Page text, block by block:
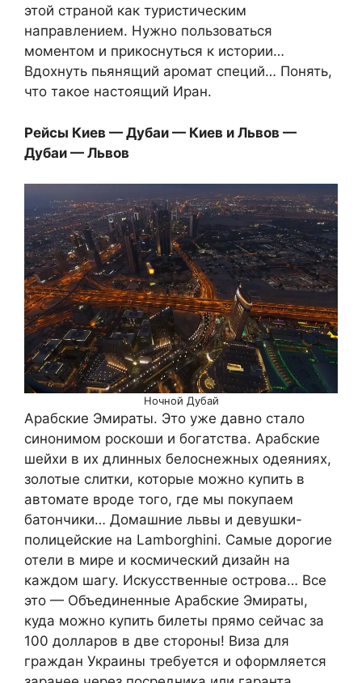
этой страной как туристическим
направлением. Нужно пользоваться
моментом и прикоснуться к истории…
Вдохнуть пьянящий аромат специй… Понять,
что такое настоящий Иран.
Рейсы Киев — Дубаи — Киев и Львов —
Дубаи — Львов
Ночной Дубай
Арабские Эмираты. Это уже давно стало
синонимом роскоши и богатства. Арабские
шейхи в их длинных белоснежных одеяниях,
золотые слитки, которые можно купить в
автомате вроде того, где мы покупаем
батончики… Домашние львы и девушки-
полицейские на Lamborghini. Самые дорогие
отели в мире и космический дизайн на
каждом шагу. Искусственные острова… Все
это — Объединенные Арабские Эмираты,
куда можно купить билеты прямо сейчас за
100 долларов в две стороны! Виза для
граждан Украины требуется и оформляется